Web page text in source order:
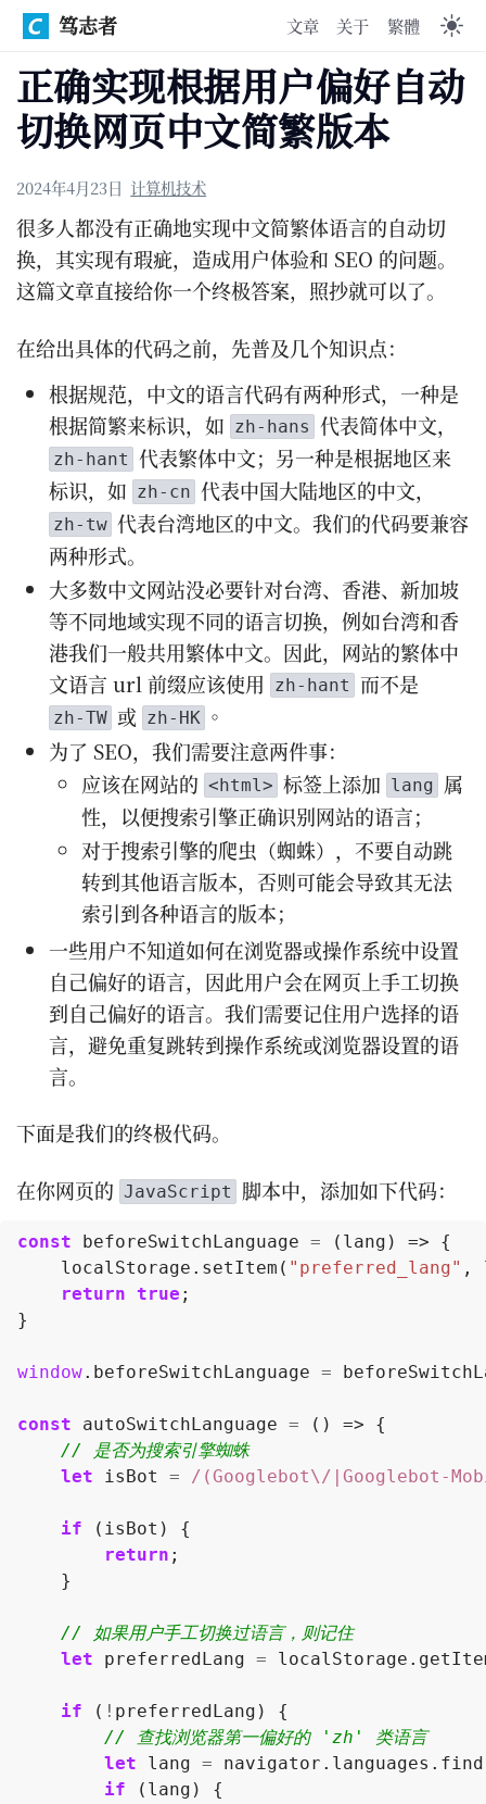
笃志者 文章 关于 繁體
正确实现根据用户偏好自动
切换网页中文简繁版本
2024年4月23日 计算机技术
很多人都没有正确地实现中文简繁体语言的自动切
换，其实现有瑕疵，造成用户体验和 SEO 的问题。
这篇文章直接给你一个终极答案，照抄就可以了。
在给出具体的代码之前，先普及几个知识点：
根据规范，中文的语言代码有两种形式，一种是
根据简繁来标识，如 zh-hans 代表简体中文，
zh-hant 代表繁体中文；另一种是根据地区来
标识，如 zh-cn 代表中国大陆地区的中文，
zh-tw 代表台湾地区的中文。我们的代码要兼容
两种形式。
大多数中文网站没必要针对台湾、香港、新加坡
等不同地域实现不同的语言切换，例如台湾和香
港我们一般共用繁体中文。因此，网站的繁体中
文语言 url 前缀应该使用
zh-hant 而不是
zh-TW 或 zh-HK 。
为了 SEO，我们需要注意两件事：
应该在网站的 <html> 标签上添加 lang 属
性，以便搜索引擎正确识别网站的语言；
对于搜索引擎的爬虫（蜘蛛），不要自动跳
转到其他语言版本，否则可能会导致其无法
索引到各种语言的版本；
一些用户不知道如何在浏览器或操作系统中设置
自己偏好的语言，因此用户会在网页上手工切换
到自己偏好的语言。我们需要记住用户选择的语
言，避免重复跳转到操作系统或浏览器设置的语
言。
下面是我们的终极代码。
在你网页的 JavaScript 脚本中，添加如下代码：
const beforeSwitchLanguage = ( lang ) =>
{
localStorage . setItem ( "preferred_lang" ,
return true ;
}
window. beforeSwitchLanguage =
const autoSwitchLanguage = () =>
{
// 是否为搜索引擎蜘蛛
let
isBot = /(Googlebot\/|Googlebot-
if ( isBot )
{
return ;
}
// 如果用户手工切换过语言，则记住
let
preferredLang = localStorage .
if ( ! preferredLang )
{
// 查找浏览器第一偏好的 'zh' 类语言
let
lang = navigator . languages . find
if
( lang )
{